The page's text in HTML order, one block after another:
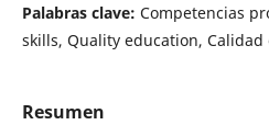
Palabras clave: Competencias
skills, Quality education, Calidad
Resumen